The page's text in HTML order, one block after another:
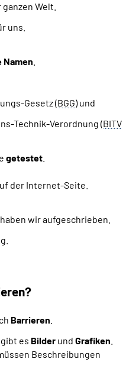
Welt.
uns.
Namen
Gesetz (BGG) und
Technik-Verordnung (BITV
getestet
der Internet-Seite.
wir aufgeschrieben.
Barrieren
es Bilder und Grafiken
Beschreibungen